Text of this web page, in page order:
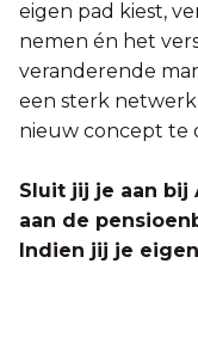
eigen pad kiest,
nemen én het
veranderende
een sterk
nieuw concept te
Sluit jij je aan
aan de
Indien jij je